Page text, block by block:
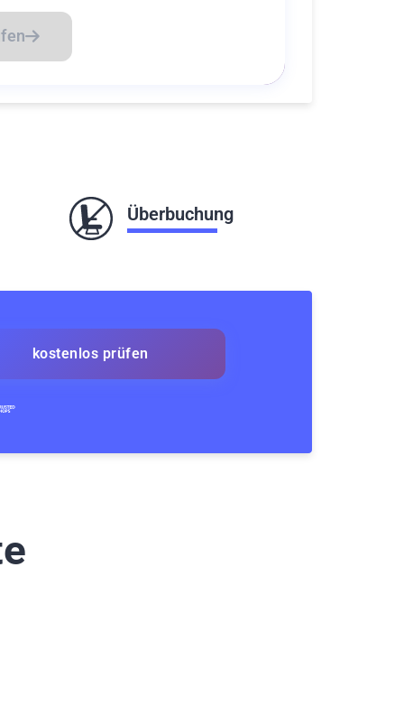
Überbuchung
kostenlos prüfen